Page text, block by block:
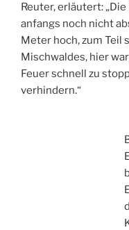
Reuter, erläutert:
anfangs noch nicht
Meter hoch, zum Teil
Mischwaldes, hier
Feuer schnell zu
verhindern.“